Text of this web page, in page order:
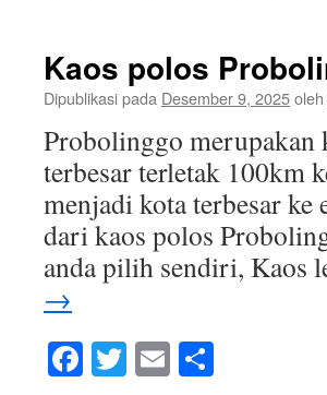
Kaos polos
Dipublikasi pada Desember 9, 2025oleh
Probolinggo merupakan
terbesar terletak 100km
menjadi kota terbesar
dari kaos polos
anda pilih sendiri, Kaos
→
Facebook
Twitter
Email